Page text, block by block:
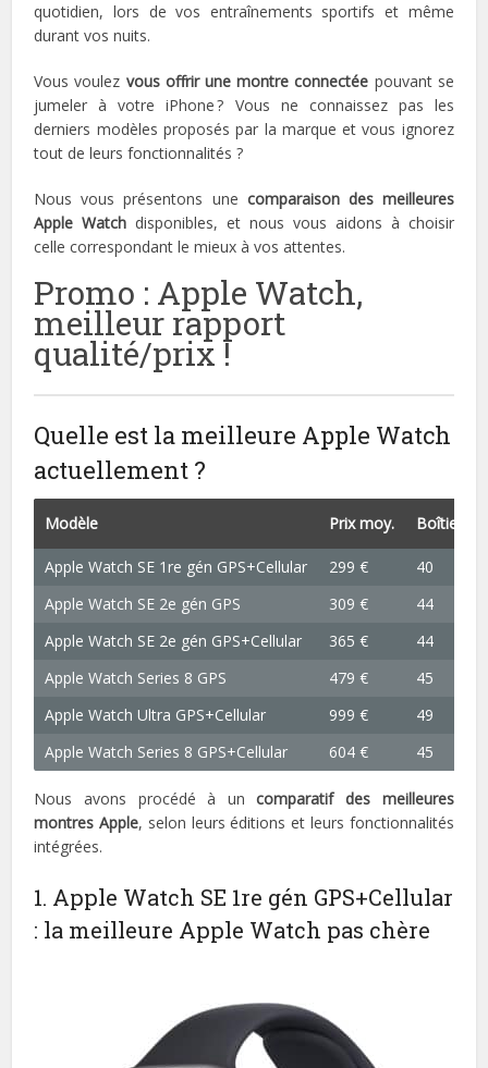
quotidien, lors de vos entraînements sportifs et même
durant vos nuits.
Vous voulez vous offrir une montre connectée pouvant se
jumeler à votre iPhone ? Vous ne connaissez pas les
derniers modèles proposés par la marque et vous ignorez
tout de leurs fonctionnalités ?
Nous vous présentons une comparaison des meilleures
Apple Watch disponibles, et nous vous aidons à choisir
celle correspondant le mieux à vos attentes.
Promo : Apple Watch,
meilleur rapport
qualité/prix !
Quelle est la meilleure Apple Watch
actuellement ?
Modèle Prix moy. Boîtier
Apple Watch SE 1re gén GPS+Cellular 299 €
40
Apple Watch SE 2e gén GPS
309 €
44
Apple Watch SE 2e gén GPS+Cellular
365 €
44
Apple Watch Series 8 GPS
479 €
45
Apple Watch Ultra GPS+Cellular
999 €
49
Apple Watch Series 8 GPS+Cellular
604 € 45
Nous avons procédé à uncomparatif des meilleures
montres Apple, selon leurs éditions et leurs fonctionnalités
intégrées.
1. Apple Watch SE 1re gén GPS+Cellular
: la meilleure Apple Watch pas chère